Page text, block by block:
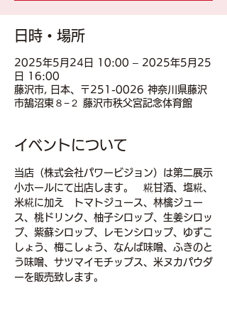
日時・場所
2025年5月24日 10:00 – 2025年5月25
日 16:00
藤沢市, 日本、〒251-0026 神奈川県藤沢
市鵠沼東８−２ 藤沢市秩父宮記念体育館
イベントについて
当店（株式会社パワービジョン）は第二展示
小ホールにて出店します。　糀甘酒、塩糀、
米糀に加え　トマトジュース、林檎ジュー
ス、桃ドリンク、柚子シロップ、生姜シロッ
プ、紫蘇シロップ、レモンシロップ、ゆずこ
しょう、梅こしょう、なんば味噌、ふきのと
う味噌、サツマイモチップス、米ヌカパウダ
ーを販売致します。